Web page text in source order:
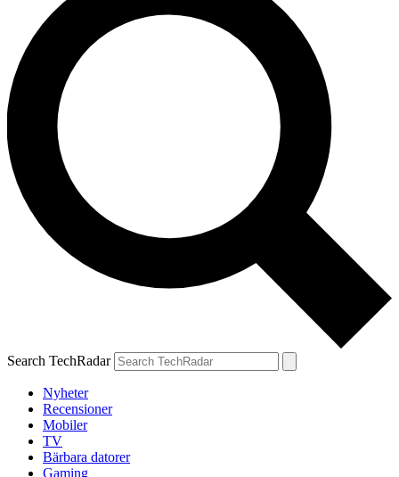
Search TechRadar
Nyheter
Recensioner
Mobiler
TV
Bärbara datorer
Gaming